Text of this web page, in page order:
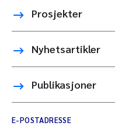
Prosjekter
Nyhetsartikler
Publikasjoner
E-POSTADRESSE